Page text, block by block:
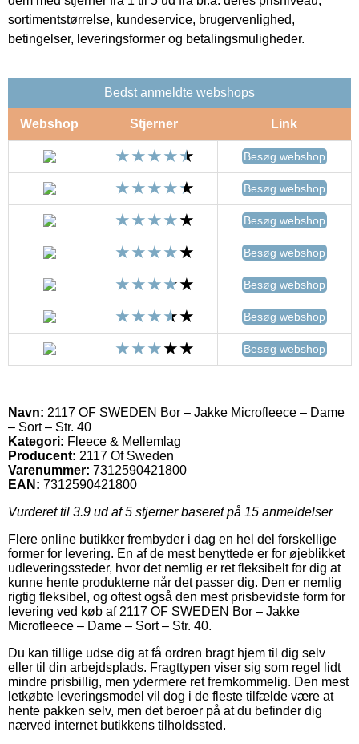
sortimentstørrelse, kundeservice, brugervenlighed,
betingelser, leveringsformer og betalingsmuligheder.
Bedst anmeldte webshops
Webshop Stjerner Link
Besøg webshop
Besøg webshop
Besøg webshop
Besøg webshop
Besøg webshop
Besøg webshop
Besøg webshop
Navn: 2117 OF SWEDEN Bor – Jakke Microfleece – Dame
– Sort – Str. 40
Kategori: Fleece & Mellemlag
Producent: 2117 Of Sweden
Varenummer: 7312590421800
EAN: 7312590421800
Vurderet til 3.9 ud af 5 stjerner baseret på 15 anmeldelser
Flere online butikker frembyder i dag en hel del forskellige
former for levering. En af de mest benyttede er for øjeblikket
udleveringssteder, hvor det nemlig er ret fleksibelt for dig at
kunne hente produkterne når det passer dig. Den er nemlig
rigtig fleksibel, og oftest også den mest prisbevidste form for
levering ved køb af 2117 OF SWEDEN Bor – Jakke
Microfleece – Dame – Sort – Str. 40.
Du kan tillige udse dig at få ordren bragt hjem til dig selv
eller til din arbejdsplads. Fragttypen viser sig som regel lidt
mindre prisbillig, men ydermere ret fremkommelig. Den mest
letkøbte leveringsmodel vil dog i de fleste tilfælde være at
hente pakken selv, men det beroer på at du befinder dig
nærved internet butikkens tilholdssted.